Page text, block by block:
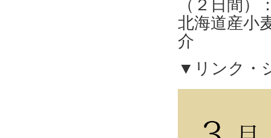
北海道産小
介
▼リンク・